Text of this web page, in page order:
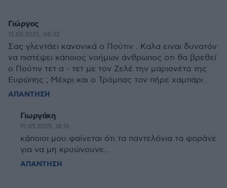
Γιώργος
15.05.2025, 08:32
Σας γλεντάει κανονικά ο Πούτιν . Καλα ειναι δυνατόν
να πιστέψει κάποιος νοήμων άνθρωπος οτι θα βρεθεί
ο Πούτιν τετ α - τετ με τον Ζελέ την μαριονέτα της
Ευρώπης ; Μέχρι και ο Τρόμπας τον πήρε χαμπάρι .
ΑΠΑΝΤΗΣΗ
Γιωργάκη
15.05.2025, 18:16
κάποιοι μου φαίνεται ότι τα παντελόνια τα φοράνε
για να μη κρυώνουνε...
ΑΠΑΝΤΗΣΗ